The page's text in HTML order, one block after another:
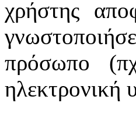
χρήστης
πρόσωπο
ηλεκτρονική